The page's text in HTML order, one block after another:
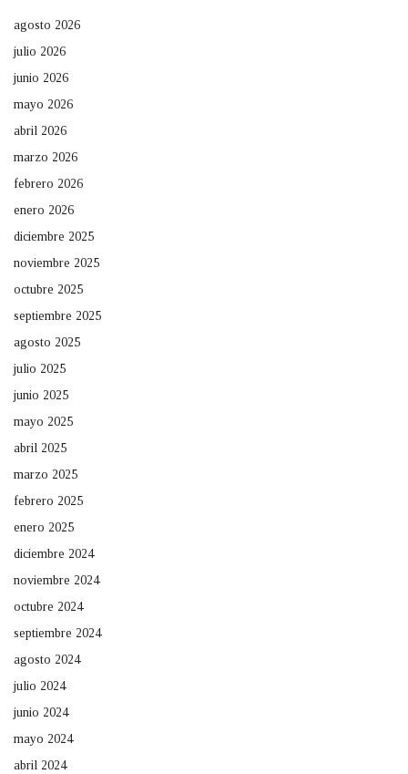
agosto 2026
julio 2026
junio 2026
mayo 2026
abril 2026
marzo 2026
febrero 2026
enero 2026
diciembre 2025
noviembre 2025
octubre 2025
septiembre 2025
agosto 2025
julio 2025
junio 2025
mayo 2025
abril 2025
marzo 2025
febrero 2025
enero 2025
diciembre 2024
noviembre 2024
octubre 2024
septiembre 2024
agosto 2024
julio 2024
junio 2024
mayo 2024
abril 2024